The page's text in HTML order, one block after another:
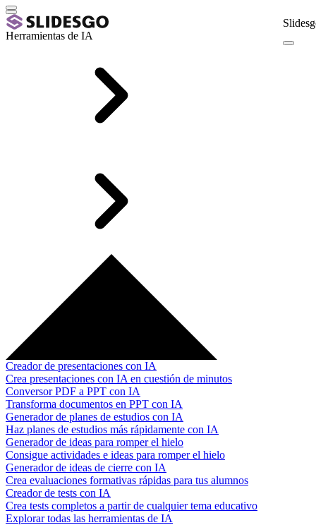
Herramientas de IA
Creador de presentaciones con IA
Crea presentaciones con IA en cuestión de minutos
Conversor PDF a PPT con IA
Transforma documentos en PPT con IA
Generador de planes de estudios con IA
Haz planes de estudios más rápidamente con IA
Generador de ideas para romper el hielo
Consigue actividades e ideas para romper el hielo
Generador de ideas de cierre con IA
Crea evaluaciones formativas rápidas para tus alumnos
Creador de tests con IA
Crea tests completos a partir de cualquier tema educativo
Explorar todas las herramientas de IA